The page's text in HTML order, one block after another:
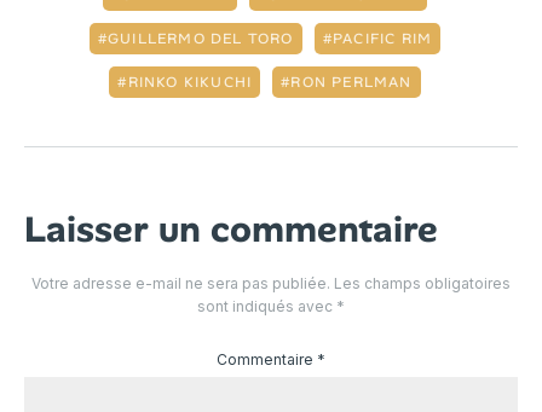
GUILLERMO DEL TORO PACIFIC RIM
RINKO KIKUCHI RON PERLMAN
Laisser un commentaire
Votre adresse e-mail ne sera pas publiée. Les champs obligatoires
sont indiqués avec *
Commentaire *